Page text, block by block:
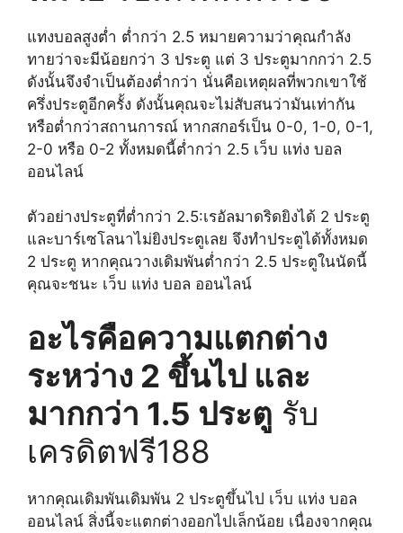
แทงบอลสูงต่ำ ต่ำกว่า 2.5 หมายความว่าคุณกำลัง
ทายว่าจะมีน้อยกว่า 3 ประตู แต่ 3 ประตูมากกว่า 2.5
ดังนั้นจึงจำเป็นต้องต่ำกว่า นั่นคือเหตุผลที่พวกเขาใช้
ครึ่งประตูอีกครั้ง ดังนั้นคุณจะไม่สับสนว่ามันเท่ากัน
หรือต่ำกว่าสถานการณ์ หากสกอร์เป็น 0-0, 1-0, 0-1,
2-0 หรือ 0-2 ทั้งหมดนี้ต่ำกว่า 2.5 เว็บ แท่ง บอล
ออนไลน์
ตัวอย่างประตูที่ต่ำกว่า 2.5:เรอัลมาดริดยิงได้ 2 ประตู
และบาร์เซโลนาไม่ยิงประตูเลย จึงทำประตูได้ทั้งหมด
2 ประตู หากคุณวางเดิมพันต่ำกว่า 2.5 ประตูในนัดนี้
คุณจะชนะ เว็บ แท่ง บอล ออนไลน์
อะไรคือความแตกต่าง
ระหว่าง 2 ขึ้นไป และ
มากกว่า 1.5 ประตู รับ
เครดิตฟรี188
หากคุณเดิมพันเดิมพัน 2 ประตูขึ้นไป เว็บ แท่ง บอล
ออนไลน์ สิ่งนี้จะแตกต่างออกไปเล็กน้อย เนื่องจากคุณ